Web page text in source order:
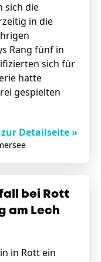
sich die
in die
Rang fünf in
sich für
hatte
gespielten
zur Detailseite »
bei Rott
am Lech
in Rott ein